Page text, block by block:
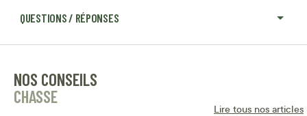
QUESTIONS / RÉPONSES
NOS CONSEILS
CHASSE
Lire tous nos articles